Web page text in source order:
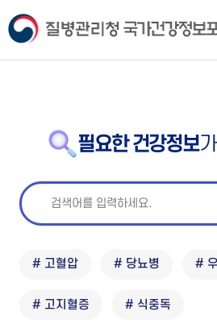
필요한 건강정보
# 고혈압 # 당뇨병 #
# 고지혈증 # 식중독